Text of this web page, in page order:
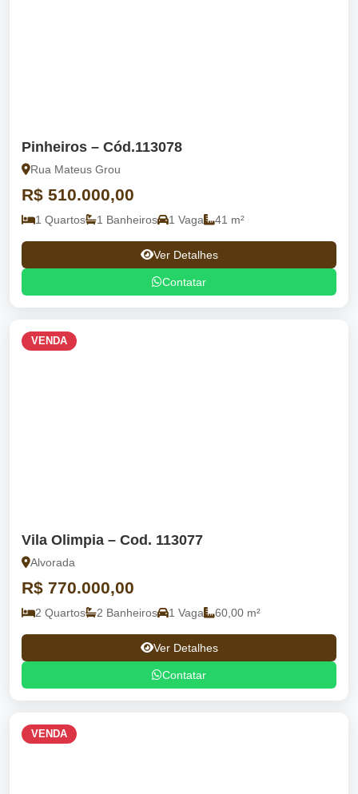
Pinheiros – Cód.113078
Rua Mateus Grou
R$ 510.000,00
1 Quartos 1 Banheiros 1 Vaga 41 m²
Ver Detalhes
Contatar
VENDA
Vila Olimpia – Cod. 113077
Alvorada
R$ 770.000,00
2 Quartos 2 Banheiros 1 Vaga 60,00 m²
Ver Detalhes
Contatar
VENDA